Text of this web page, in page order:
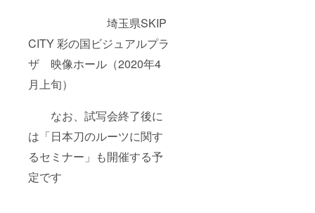
埼玉県SKIP
CITY 彩の国ビジュアルプラ
ザ 映像ホール（2020年4
月上旬）
なお、試写会終了後に
は「日本刀のルーツに関す
るセミナー」も開催する予
定です